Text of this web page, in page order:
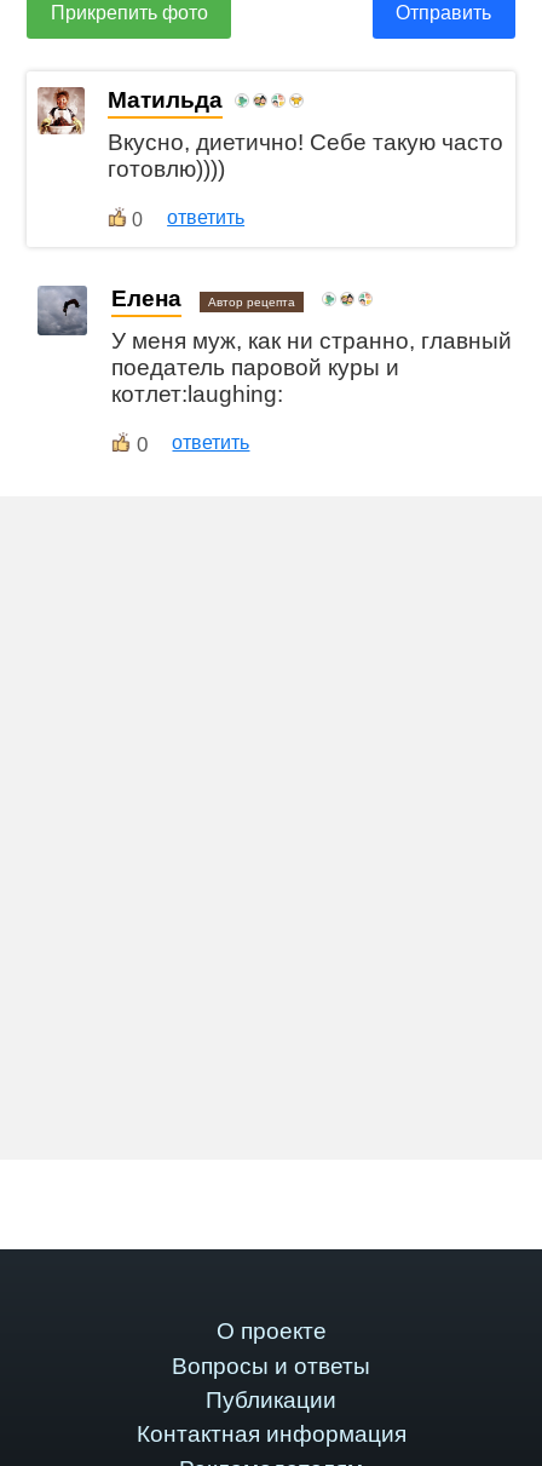
Прикрепить фото Отправить
Матильда
Вкусно, диетично! Себе такую часто
готовлю))))
0 ответить
Елена Автор рецепта
У меня муж, как ни странно, главный
поедатель паровой куры и
котлет:laughing:
0 ответить
О проекте
Вопросы и ответы
Публикации
Контактная информация